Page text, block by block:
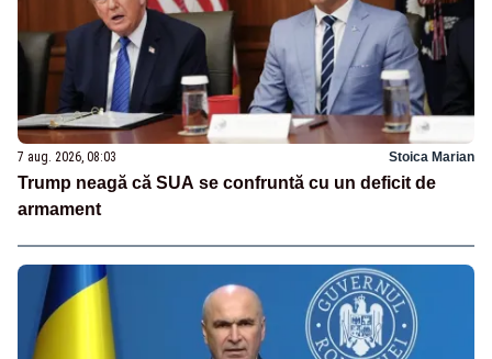
7 aug. 2026, 08:03 Stoica Marian
Trump neagă că SUA se confruntă cu un deficit de
armament